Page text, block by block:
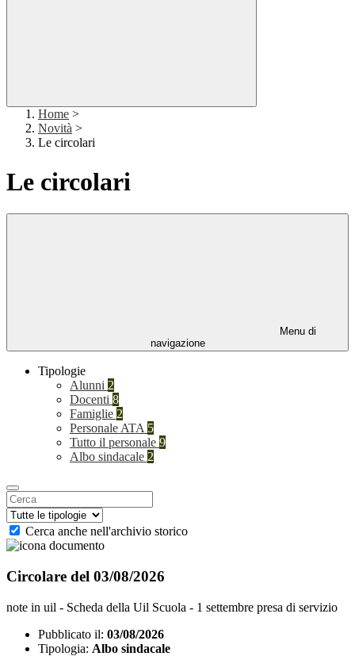
Home >
Novità >
Le circolari
Le circolari
Menu di
navigazione
Tipologie
Alunni 2
Docenti 8
Famiglie 2
Personale ATA 5
Tutto il personale 9
Albo sindacale 2
Cerca anche nell'archivio storico
Circolare del 03/08/2026
note in uil - Scheda della Uil Scuola - 1 settembre presa di servizio
Pubblicato il: 03/08/2026
Tipologia: Albo sindacale